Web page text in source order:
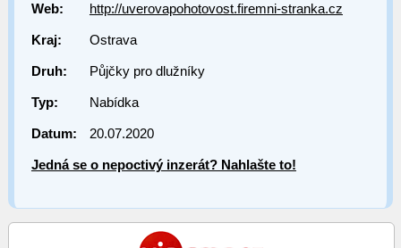
Web: http://uverovapohotovost.firemni-stranka.cz
Kraj: Ostrava
Druh: Půjčky pro dlužníky
Typ: Nabídka
Datum: 20.07.2020
Jedná se o nepoctivý inzerát? Nahlašte to!